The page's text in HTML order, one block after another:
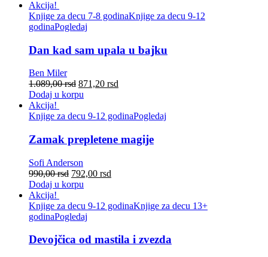
Akcija!
Knjige za decu 7-8 godinaKnjige za decu 9-12
godinaPogledaj
Dan kad sam upala u bajku
Ben Miler
1.089,00rsd 871,20 rsd
Dodaj u korpu
Akcija!
Knjige za decu 9-12 godinaPogledaj
Zamak prepletene magije
Sofi Anderson
990,00rsd 792,00 rsd
Dodaj u korpu
Akcija!
Knjige za decu 9-12 godinaKnjige za decu 13+
godinaPogledaj
Devojčica od mastila i zvezda